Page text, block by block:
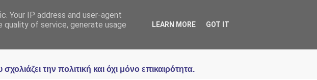
Unofficial
την πολιτική και όχι μόνο επικαιρότητα.
Your IP address and user-agent
quality of service, generate usage
LEARN MORE GOT IT